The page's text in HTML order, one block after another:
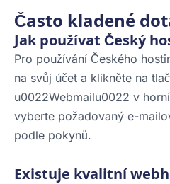
Často kladené
Jak používat Český
Pro používání Českého
na svůj účet a klikněte na
u0022Webmailu0022 v
vyberte požadovaný e-
podle pokynů.
Existuje kvalitní